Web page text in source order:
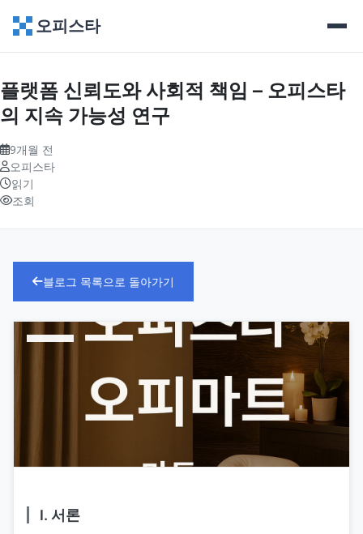
오피스타
플랫폼 신뢰도와 사회적 책임 – 오피스타
의 지속 가능성 연구
9개월 전
오피스타
읽기
조회
블로그 목록으로 돌아가기
Ⅰ. 서론